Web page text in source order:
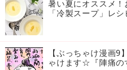
暑い夏にオススメ
「冷製スープ」レ
【ぶっちゃけ漫画9
ゃけます☆『陣痛の